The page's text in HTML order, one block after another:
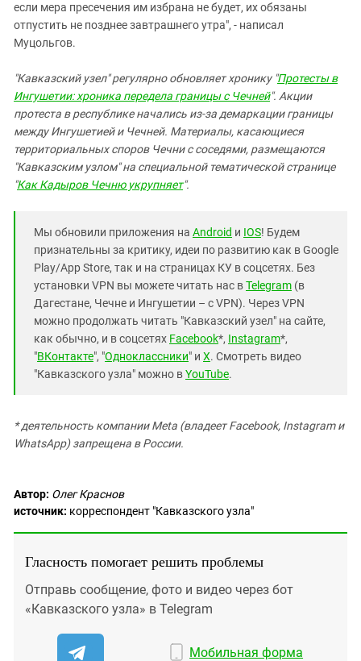
если мера пресечения им избрана не будет, их обязаны
отпустить не позднее завтрашнего утра", - написал
Муцольгов.
"Кавказский узел" регулярно обновляет хронику "Протесты в
Ингушетии: хроника передела границы с Чечней". Акции
протеста в республике начались из-за демаркации границы
между Ингушетией и Чечней. Материалы, касающиеся
территориальных споров Чечни с соседями, размещаются
"Кавказским узлом" на специальной тематической странице
"Как Кадыров Чечню укрупняет".
Мы обновили приложения на Android и IOS! Будем
признательны за критику, идеи по развитию как в Google
Play/App Store, так и на страницах КУ в соцсетях. Без
установки VPN вы можете читать нас вTelegram (в
Дагестане, Чечне и Ингушетии – с VPN). Через VPN
можно продолжать читать "Кавказский узел" на сайте,
как обычно, и в соцсетях Facebook*, Instagram*,
"ВКонтакте", "Одноклассники" и X. Смотреть видео
"Кавказского узла" можно вYouTube.
* деятельность компании Meta (владеет Facebook, Instagram и
WhatsApp) запрещена в России.
Автор: Олег Краснов
источник: корреспондент "Кавказского узла"
Гласность помогает решить проблемы
Отправь сообщение, фото и видео через бот
«Кавказского узла» в Telegram
Мобильная форма